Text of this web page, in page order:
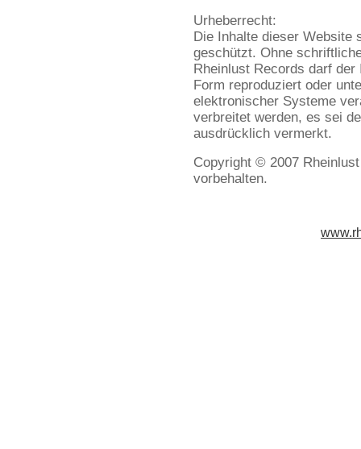
Urheberrecht:
Die Inhalte dieser Website
geschützt. Ohne
Rheinlust Records darf
Form reproduziert oder
elektronischer Systeme
verbreitet werden, es sei
ausdrücklich vermerkt.
Copyright © 2007
vorbehalten.